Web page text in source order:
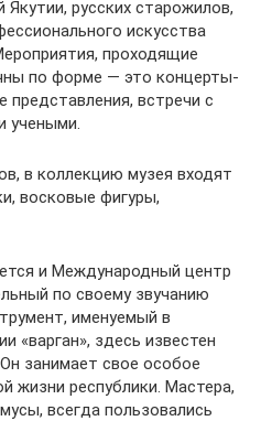
Якутии, русских старожилов,
искусства
проходящие
по форме — это концерты-
представления, встречи с
учеными.
в коллекцию музея входят
восковые фигуры,
и Международный центр
по своему звучанию
именуемый в
«варган», здесь известен
занимает свое особое
жизни республики. Мастера,
всегда пользовались